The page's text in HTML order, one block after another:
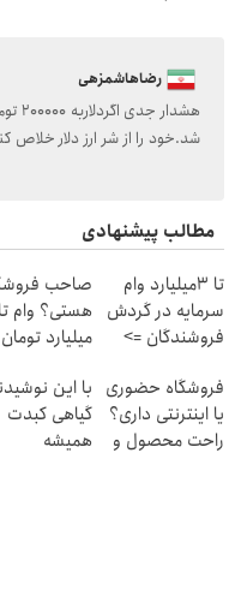
رضاهاشمزهی
شد.خود را از شر ارز دلار خلاص
مطالب پیشنهادی
تا 3میلیارد وام
سرمایه در گردش
فروشندگان =>
ثبت کن
صاحب
میلیارد تومان
فروشگاه حضوری
یا اینترنتی داری؟
راحت محصول و
با این
گیاهی کبدت
همیشه